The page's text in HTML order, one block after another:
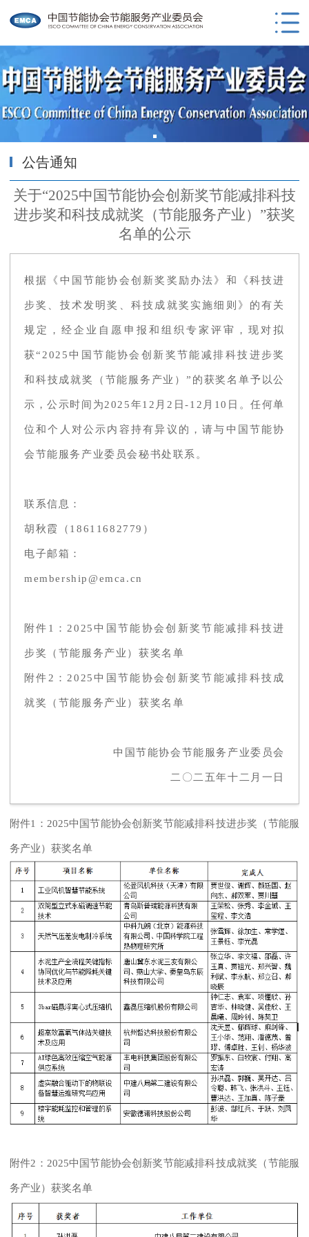
公告通知
关于“2025中国节能协会创新奖节能减排科技
进步奖和科技成就奖（节能服务产业）”获奖
名单的公示
根据《中国节能协会创新奖奖励办法》和《科技进
步奖、技术发明奖、科技成就奖实施细则》的有关
规定，经企业自愿申报和组织专家评审，现对拟
获“2025中国节能协会创新奖节能减排科技进步奖
和科技成就奖（节能服务产业）”的获奖名单予以公
示，公示时间为2025年12月2日-12月10日。任何单
位和个人对公示内容持有异议的，请与中国节能协
会节能服务产业委员会秘书处联系。
联系信息：
胡秋霞（18611682779）
电子邮箱：
membership@emca.cn
附件1：2025中国节能协会创新奖节能减排科技进
步奖（节能服务产业）获奖名单
附件2：2025中国节能协会创新奖节能减排科技成
就奖（节能服务产业）获奖名单
中国节能协会节能服务产业委员会
二〇二五年十二月一日
附件1：2025中国节能协会创新奖节能减排科技进步奖（节能服
务产业）获奖名单
附件2：2025中国节能协会创新奖节能减排科技成就奖（节能服
务产业）获奖名单